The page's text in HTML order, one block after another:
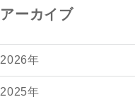
アーカイブ
2026年
2025年